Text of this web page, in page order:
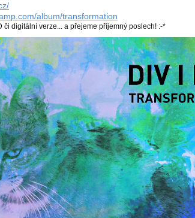
album/transformation
či digitální verze... a přejeme příjemný poslech! :-*